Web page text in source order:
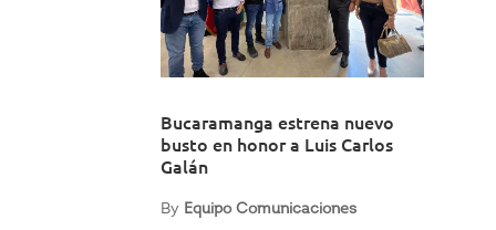
Bucaramanga estrena nuevo
busto en honor a Luis Carlos
Galán
By Equipo Comunicaciones